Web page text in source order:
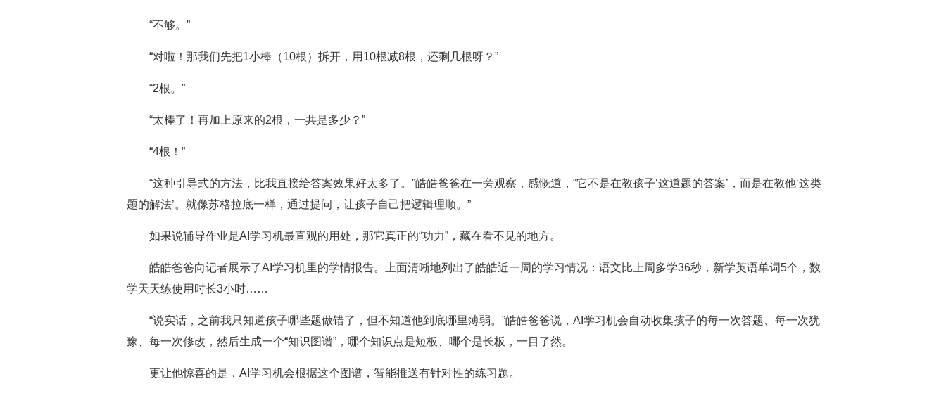
“不够。”
“对啦！那我们先把1小棒（10根）拆开，用10根减8根，还剩几根呀？”
“2根。”
“太棒了！再加上原来的2根，一共是多少？”
“4根！”
“这种引导式的方法，比我直接给答案效果好太多了。”皓皓爸爸在一旁观察，感慨道，“它不是在教孩子‘这道题的答案’，而是在教他‘这类
题的解法’。就像苏格拉底一样，通过提问，让孩子自己把逻辑理顺。”
如果说辅导作业是AI学习机最直观的用处，那它真正的“功力”，藏在看不见的地方。
皓皓爸爸向记者展示了AI学习机里的学情报告。上面清晰地列出了皓皓近一周的学习情况：语文比上周多学36秒，新学英语单词5个，数
学天天练使用时长3小时……
“说实话，之前我只知道孩子哪些题做错了，但不知道他到底哪里薄弱。”皓皓爸爸说，AI学习机会自动收集孩子的每一次答题、每一次犹
豫、每一次修改，然后生成一个“知识图谱”，哪个知识点是短板、哪个是长板，一目了然。
更让他惊喜的是，AI学习机会根据这个图谱，智能推送有针对性的练习题。